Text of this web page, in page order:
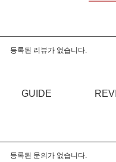
등록된 리뷰가 없습니다.
GUIDE
등록된 문의가 없습니다.